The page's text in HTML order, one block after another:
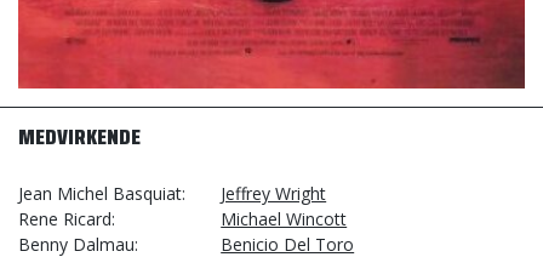
MEDVIRKENDE
Jean Michel Basquiat
Jeffrey Wright
Rene Ricard
Michael Wincott
Benny Dalmau
Benicio Del Toro